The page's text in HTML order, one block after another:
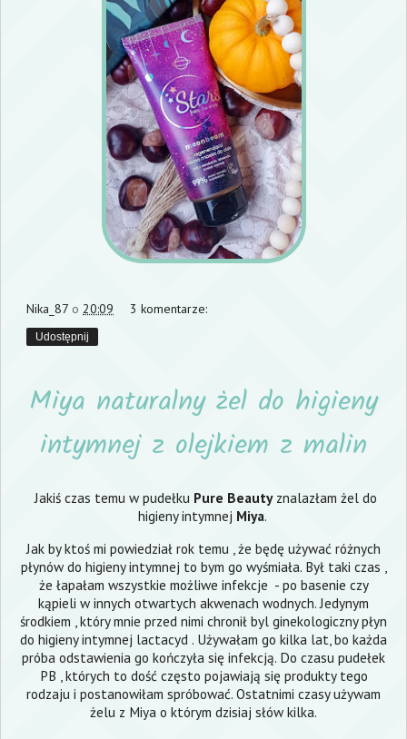
Nika_87 o 20:09 3 komentarze:
Udostępnij
Miya naturalny żel do higieny
intymnej z olejkiem z malin
Jakiś czas temu w pudełku Pure Beautyznalazłam żel do
higieny intymnej Miya.
Jak by ktoś mi powiedział rok temu , że będę używać różnych
płynów do higieny intymnej to bym go wyśmiała. Był taki czas ,
że łapałam wszystkie możliwe infekcje - po basenie czy
kąpieli w innych otwartych akwenach wodnych. Jedynym
środkiem , który mnie przed nimi chronił byl ginekologiczny płyn
do higieny intymnej lactacyd . Używałam go kilka lat, bo każda
próba odstawienia go kończyła się infekcją. Do czasu pudełek
PB , których to dość często pojawiają się produkty tego
rodzaju i postanowiłam spróbować. Ostatnimi czasy używam
żelu z Miya o którym dzisiaj słów kilka.